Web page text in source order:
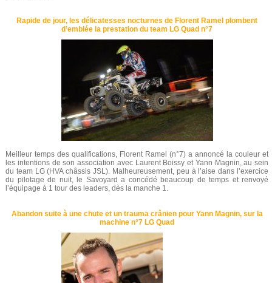
Rapide de jour, les délicatesses nocturnes de Florent Ramel plombent
d’emblée la prestation du team LG Quad n°7
Meilleur temps des qualifications, Florent Ramel (n°7) a annoncé la couleur et
les intentions de son association avec Laurent Boissy et Yann Magnin, au sein
du team LG (HVA châssis JSL). Malheureusement, peu à l’aise dans l’exercice
du pilotage de nuit, le Savoyard a concédé beaucoup de temps et renvoyé
l’équipage à 1 tour des leaders, dès la manche 1.
Abandon suite à une chute et un trauma crânien pour Yann Magnin, sur la
machine n°7 LG Quad